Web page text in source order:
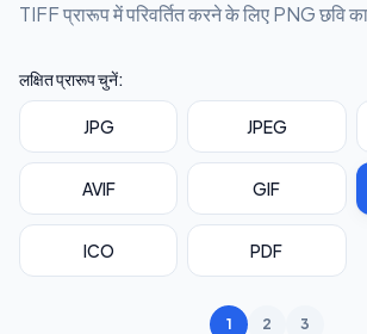
TIFF प्रारूप में परिवर्तित करने के लिए PNG छवि
लक्षित प्रारूप चुनें:
JPG JPEG
AVIF GIF
ICO PDF
1 2 3